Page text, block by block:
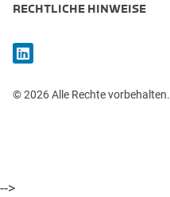
RECHTLICHE HINWEISE
© 2026 Alle Rechte vorbehalten.
-->